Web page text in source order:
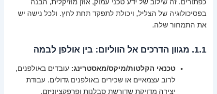
כפתורים. זה שילוב של ידע טכני עמוק, אוזן מוזיקלית, הבנה
בפסיכולוגיה של הצליל, ויכולת לתפקד תחת לחץ. ולכל נישה יש
את התמחור שלה.
1.1. מגוון הדרכים אל הווליום: בין אולפן לבמה
טכנאי הקלטות/מיקס/מאסטרינג: עובדים באולפנים,
לרוב עצמאיים או שכירים באולפנים גדולים. עבודת
יצירה מדויקת שדורשת סבלנות ופרפקציוניזם.